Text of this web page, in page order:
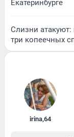
Екатеринбурге
Слизни атакуют:
три копеечных
irina,64